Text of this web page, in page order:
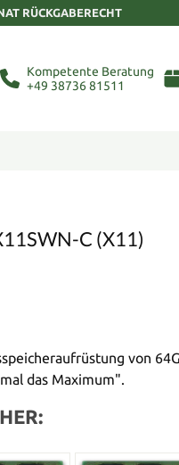
RÜCKGABERECHT
Kompetente Beratung
+49 38736 81511
C (X11)
von
das Maximum".